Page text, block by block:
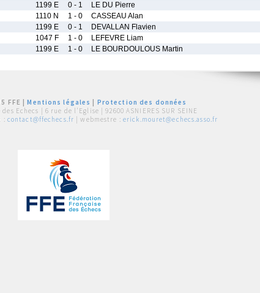
1199 E 0 - 1 LE DU Pierre
1110 N 1 - 0 CASSEAU Alan
1199 E 0 - 1 DEVALLAN Flavien
1047 F 1 - 0 LEFEVRE Liam
1199 E 1 - 0 LE BOURDOULOUS Martin
FFE |Mentions légales
Protection des données
Echecs | 6 rue de l'Eglise | 92600 ASNIERES SUR SEINE
: contact@ffechecs.fr | webmestre : erick.mouret@echecs.asso.fr